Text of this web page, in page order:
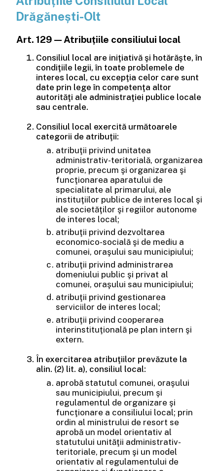
Drăgănești-Olt
Art. 129 — Atribuțiile consiliului local
Consiliul local are iniţiativă şi hotărăşte, în
condiţiile legii, în toate problemele de
interes local, cu excepţia celor care sunt
date prin lege în competenţa altor
autorităţi ale administraţiei publice locale
sau centrale.
Consiliul local exercită următoarele
categorii de atribuţii:
atribuţii privind unitatea
administrativ-teritorială, organizarea
proprie, precum şi organizarea şi
funcţionarea aparatului de
specialitate al primarului, ale
instituţiilor publice de interes local şi
ale societăţilor şi regiilor autonome
de interes local;
atribuţii privind dezvoltarea
economico-socială şi de mediu a
comunei, oraşului sau municipiului;
atribuţii privind administrarea
domeniului public şi privat al
comunei, oraşului sau municipiului;
atribuţii privind gestionarea
serviciilor de interes local;
atribuţii privind cooperarea
interinstituţională pe plan intern şi
extern.
În exercitarea atribuţiilor prevăzute la
alin. (2) lit. a), consiliul local:
aprobă statutul comunei, oraşului
sau municipiului, precum şi
regulamentul de organizare şi
funcţionare a consiliului local; prin
ordin al ministrului de resort se
aprobă un model orientativ al
statutului unităţii administrativ-
teritoriale, precum şi un model
orientativ al regulamentului de